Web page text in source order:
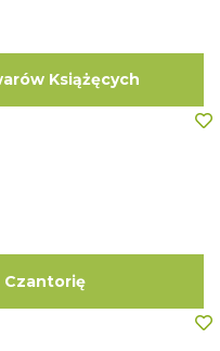
Książęcych
Czantorię